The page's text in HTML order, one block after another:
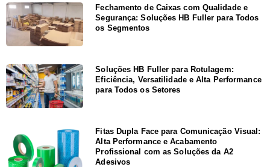
Fechamento de Caixas com Qualidade e
Segurança: Soluções HB Fuller para Todos
os Segmentos
Soluções HB Fuller para Rotulagem:
Eficiência, Versatilidade e Alta Performance
para Todos os Setores
Fitas Dupla Face para Comunicação Visual:
Alta Performance e Acabamento
Profissional com as Soluções da A2
Adesivos